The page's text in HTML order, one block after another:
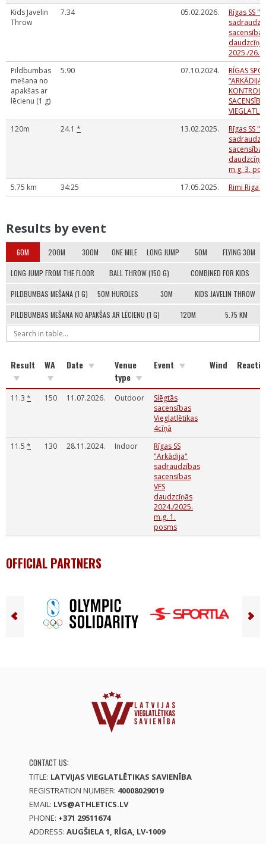
Kids Javelin
Throw
7.34 05.02.2026.
Rīgas SS
sacensības
2025./
Pildbumbas
mešana no
apakšas ar
lēcienu (1 g)
5.90 07.10.2024.
RĪGAS
120m
24.1 * 13.02.2025.
Rīgas SS
sacensības
m.g. 3.
5.75 km
34:25 17.05.2025. Rimi Riga
Results by event
60M 200M 300M ONE MILE LONG JUMP 50M FLYING 30M
LONG JUMP FROM THE FLOOR BALL THROW (150 G) COMBINED FOR KIDS
PILDBUMBAS MEŠANA (1 G) 50M HURDLES 30M KIDS JAVELIN THROW
PILDBUMBAS MEŠANA NO APAKŠAS AR LĒCIENU (1 G) 120M 5.75 KM
Result WA Date
Venue
type
Event Wind
11.3 * 150 11.07.2026. Outdoor
Slēgtās
sacensības
Vieglatlētikas
4cīņā
11.5 * 130 28.11.2024. Indoor
Rīgas SS
"Arkādija"
sadraudzības
sacensības
VFS
daudzcīņās
2024./2025.
m.g. 1.
posms
OFFICIAL PARTNERS
CONTACT US:
TITLE: LATVIJAS VIEGLATLĒTIKAS SAVIENĪBA
REGISTRATION NUMBER: 40008029019
EMAIL: LVS@ATHLETICS.LV
PHONE: +371 29511674
ADDRESS: AUGŠIELA 1, RĪGA, LV-1009